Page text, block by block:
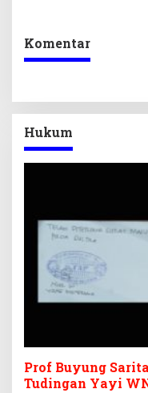
Komentar
Hukum
Prof Buyung
Tudingan Yayi